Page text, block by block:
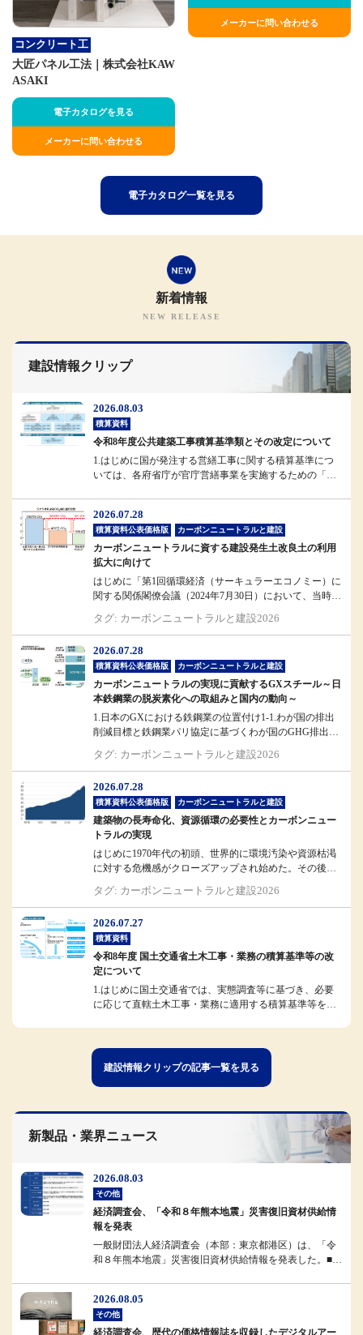
コンクリート工
大匠パネル工法｜株式会社KAW
ASAKI
電子カタログを見る
メーカーに問い合わせる
メーカーに問い合わせる
電子カタログ一覧を見る
新着情報
建設情報クリップ
2026.08.03
積算資料
令和8年度公共建築工事積算基準類とその改定について
1.はじめに国が発注する営繕工事に関する積算基準につ
いては、各府省庁が官庁営繕事業を実施するための「統
2026.07.28
積算資料公表価格版 カーボンニュートラルと建設
カーボンニュートラルに資する建設発生土改良土の利用
拡大に向けて
はじめに「第1回循環経済（サーキュラーエコノミー）に
関する関係閣僚会議（2024年7月30日）において、当時の
タグ: カーボンニュートラルと建設2026
2026.07.28
積算資料公表価格版 カーボンニュートラルと建設
カーボンニュートラルの実現に貢献するGXスチール～日
本鉄鋼業の脱炭素化への取組みと国内の動向～
1.日本のGXにおける鉄鋼業の位置付け1-1.わが国の排出
削減目標と鉄鋼業パリ協定に基づくわが国のGHG排出削
タグ: カーボンニュートラルと建設2026
2026.07.28
積算資料公表価格版 カーボンニュートラルと建設
建築物の長寿命化、資源循環の必要性とカーボンニュー
トラルの実現
はじめに1970年代の初頭、世界的に環境汚染や資源枯渇
に対する危機感がクローズアップされ始めた。その後、
タグ: カーボンニュートラルと建設2026
2026.07.27
積算資料
令和8年度 国土交通省土木工事・業務の積算基準等の改
定について
1.はじめに国土交通省では、実態調査等に基づき、必要
に応じて直轄土木工事・業務に適用する積算基準等を改
建設情報クリップの記事一覧を見る
新製品・業界ニュース
2026.08.03
その他
経済調査会、「令和８年熊本地震」災害復旧資材供給情
報を発表
一般財団法人経済調査会（本部：東京都港区）は、「令
和８年熊本地震」災害復旧資材供給情報を発表した。■概
2026.08.05
その他
経済調査会、歴代の価格情報誌を収録したデジタルアー